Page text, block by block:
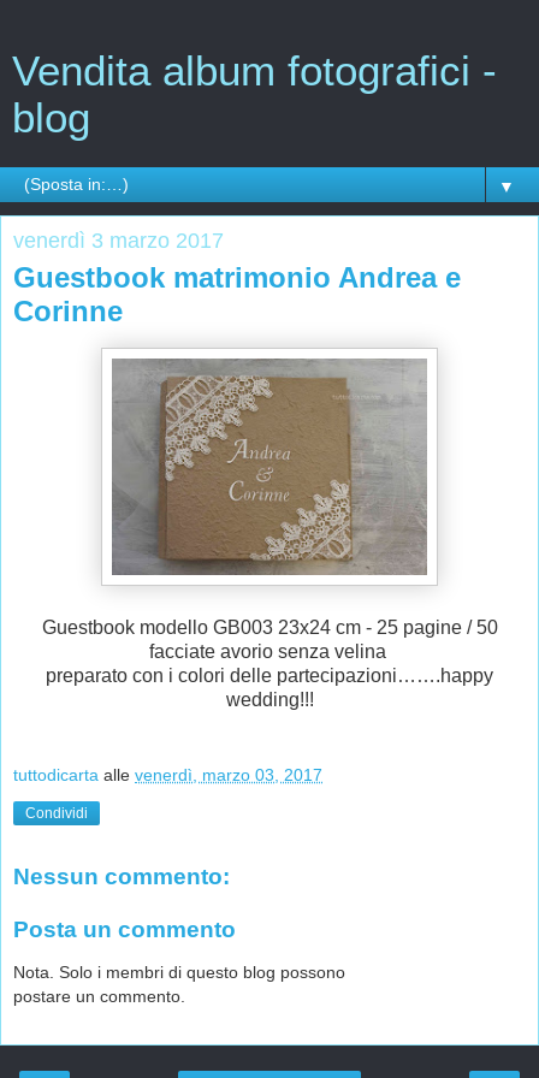
Vendita album fotografici -
blog
▼
venerdì 3 marzo 2017
Guestbook matrimonio Andrea e
Corinne
Guestbook modello GB003 23x24 cm - 25 pagine / 50
facciate avorio senza velina
preparato con i colori delle partecipazioni…….happy
wedding!!!
tuttodicarta alle venerdì, marzo 03, 2017
Condividi
Nessun commento:
Posta un commento
Nota. Solo i membri di questo blog possono
postare un commento.